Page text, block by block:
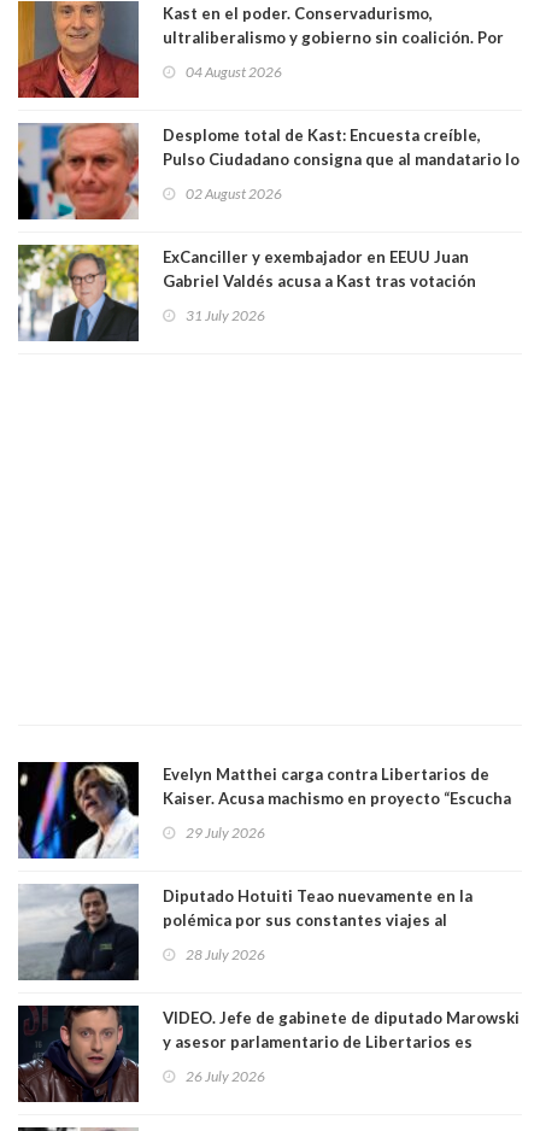
Kast en el poder. Conservadurismo,
ultraliberalismo y gobierno sin coalición. Por
04 August 2026
Desplome total de Kast: Encuesta creíble,
Pulso Ciudadano consigna que al mandatario lo
sacó en primera vuelta. Rechazo es de 58.9% y
64.8%
02 August 2026
ExCanciller y exembajador en EEUU Juan
Gabriel Valdés acusa a Kast tras votación
"Si hay una persona responsable es él"
31 July 2026
Evelyn Matthei carga contra Libertarios de
Kaiser. Acusa machismo en proyecto “Escucha
"¿Cómo puede haber alguien tan enfermo del
29 July 2026
Diputado Hotuiti Teao nuevamente en la
polémica por sus constantes viajes al
vacaciones para irse a Londres y Paris por 18
28 July 2026
VIDEO. Jefe de gabinete de diputado Marowski
y asesor parlamentario de Libertarios es
comentarios sexuales sobre menores. Redes
26 July 2026